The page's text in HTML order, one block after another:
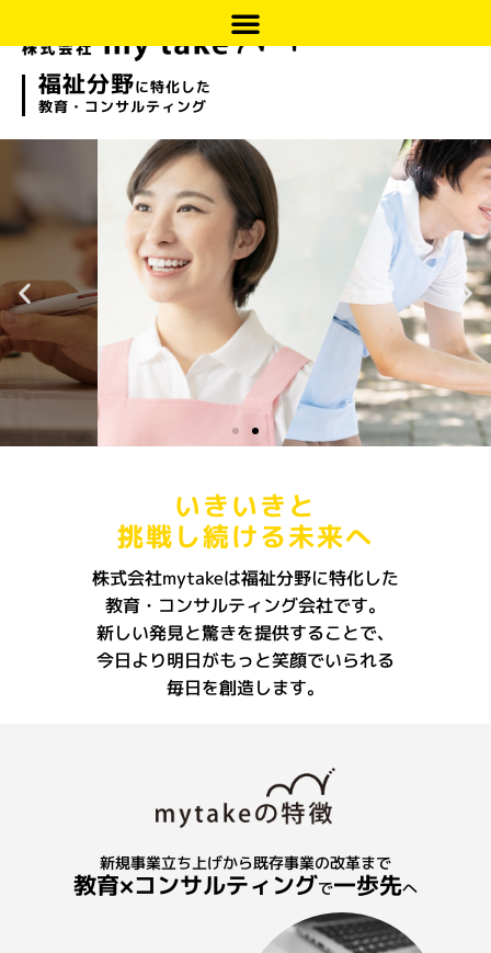
福祉分野に特化した
教育・コンサルティング
教育
コンサルティン
いきいきと
挑戦し続ける未来へ
株式会社mytakeは福祉分野に特化した
教育・コンサルティング会社です。
新しい発見と驚きを提供することで、
今日より明日がもっと笑顔でいられる
毎日を創造します。
新規事業立ち上げから既存事業の改革まで
教育×コンサルティングで一歩先へ